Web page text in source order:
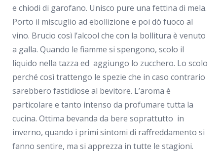
e chiodi di garofano. Unisco pure una fettina di mela.
Porto il miscuglio ad ebollizione e poi dò fuoco al
vino. Brucio così l’alcool che con la bollitura è venuto
a galla. Quando le fiamme si spengono, scolo il
liquido nella tazza ed aggiungo lo zucchero. Lo scolo
perché così trattengo le spezie che in caso contrario
sarebbero fastidiose al bevitore. L’aroma è
particolare e tanto intenso da profumare tutta la
cucina. Ottima bevanda da bere soprattutto in
inverno, quando i primi sintomi di raffreddamento si
fanno sentire, ma si apprezza in tutte le stagioni.